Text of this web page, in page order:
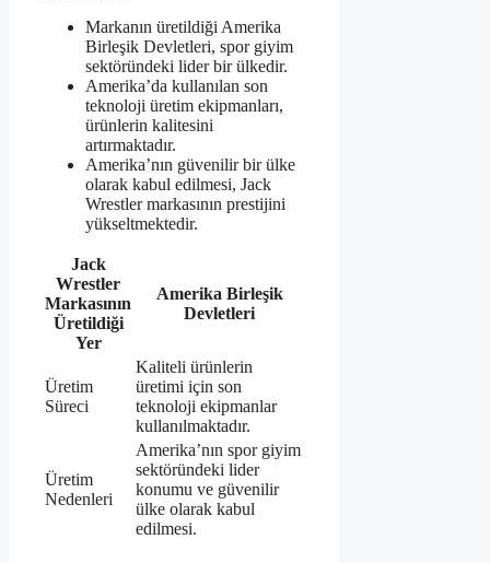
Markanın üretildiği Amerika
Birleşik Devletleri, spor giyim
sektöründeki lider bir ülkedir.
Amerika’da kullanılan son
teknoloji üretim ekipmanları,
ürünlerin kalitesini
artırmaktadır.
Amerika’nın güvenilir bir ülke
olarak kabul edilmesi, Jack
Wrestler markasının prestijini
yükseltmektedir.
Jack
Wrestler
Markasının
Üretildiği
Yer
Amerika Birleşik
Devletleri
Üretim
Süreci
Kaliteli ürünlerin
üretimi için son
teknoloji ekipmanlar
kullanılmaktadır.
Üretim
Nedenleri
Amerika’nın spor giyim
sektöründeki lider
konumu ve güvenilir
ülke olarak kabul
edilmesi.